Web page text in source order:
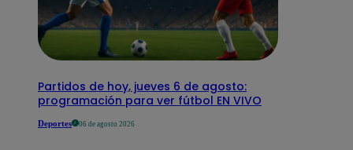
Partidos de hoy, jueves 6 de agosto:
programación para ver fútbol EN VIVO
Deportes 06 de agosto 2026